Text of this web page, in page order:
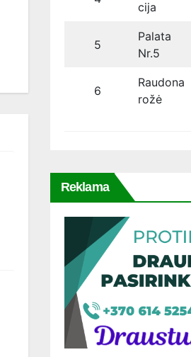
cija
5
Palata
Nr.5
6
Raudona
rožė
Reklama